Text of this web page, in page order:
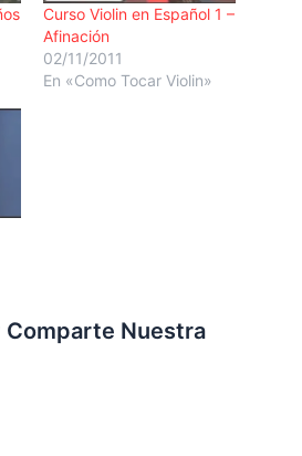
Curso Violin en Español 1 –
Afinación
02/11/2011
En «Como Tocar Violin»
Comparte Nuestra